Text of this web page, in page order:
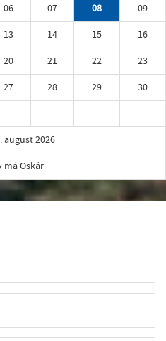
06 07 08
09
13 14 15
16
20 21 22
23
27 28 29
30
august 2026
má Oskár